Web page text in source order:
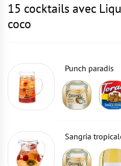
15 cocktails avec
coco
Punch paradis
Sangria